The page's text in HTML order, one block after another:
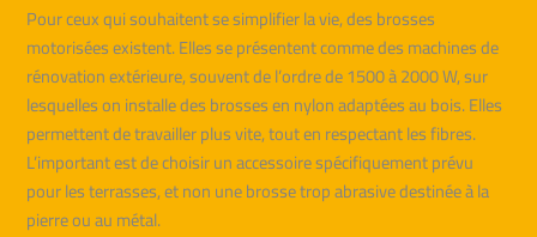
Pour ceux qui souhaitent se simplifier la vie, des brosses
motorisées existent. Elles se présentent comme des machines de
rénovation extérieure, souvent de l’ordre de 1500 à 2000 W, sur
lesquelles on installe des brosses en nylon adaptées au bois. Elles
permettent de travailler plus vite, tout en respectant les fibres.
L’important est de choisir un accessoire spécifiquement prévu
pour les terrasses, et non une brosse trop abrasive destinée à la
pierre ou au métal.